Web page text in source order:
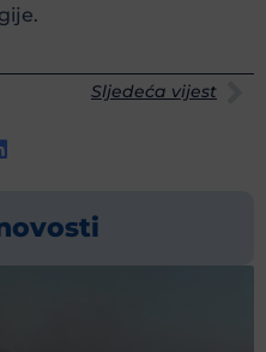
Sljedeća vijest